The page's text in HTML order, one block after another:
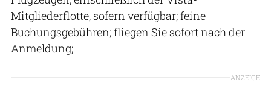
Mitgliederflotte, sofern verfügbar; feine
Buchungsgebühren; fliegen Sie sofort nach der
Anmeldung;
ANZEIGE